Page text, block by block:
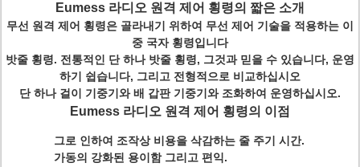
Eumess 라디오 원격 제어 횡령의 짧은 소개
무선 원격 제어 횡령은 골라내기 위하여 무선 제어 기술을 적용하는 이
중 국자 횡령입니다
밧줄 횡령. 전통적인 단 하나 밧줄 횡령, 그것과 믿을 수 있습니다, 운영
하기 쉽습니다, 그리고 전형적으로 비교하십시오
단 하나 걸이 기중기와 배 갑판 기중기와 조화하여 운영하십시오.
Eumess 라디오 원격 제어 횡령의 이점
그로 인하여 조작상 비용을 삭감하는 줄 주기 시간.
가동의 강화된 용이함 그리고 편익.